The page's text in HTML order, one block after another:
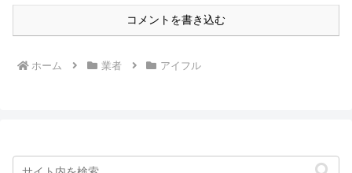
コメントを書き込む
ホーム 業者 アイフル